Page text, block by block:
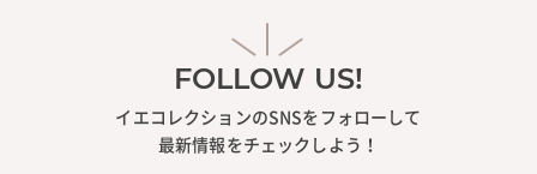
FOLLOW US!
イエコレクションのSNSをフォローして
最新情報をチェックしよう！